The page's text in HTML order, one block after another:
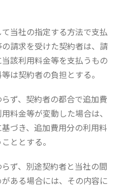
当社の指定する方法で支払
請求を受けた契約者は、請
該利用料金等を支払うもの
は契約者の負担とする。
ず、契約者の都合で追加費
料金等が変動した場合は、
づき、追加費用分の利用料
ととする。
ず、別途契約者と当社の間
ある場合には、その内容に